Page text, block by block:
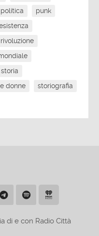
politica
punk
rivoluzione
storia
donne
storiografia
di e con Radio Città